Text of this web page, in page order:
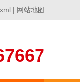
xml | 网站地图